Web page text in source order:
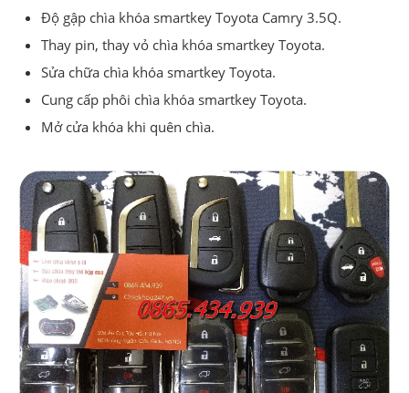
Độ gập chìa khóa smartkey Toyota Camry 3.5Q.
Thay pin, thay vỏ chìa khóa smartkey Toyota.
Sửa chữa chìa khóa smartkey Toyota.
Cung cấp phôi chìa khóa smartkey Toyota.
Mở cửa khóa khi quên chìa.